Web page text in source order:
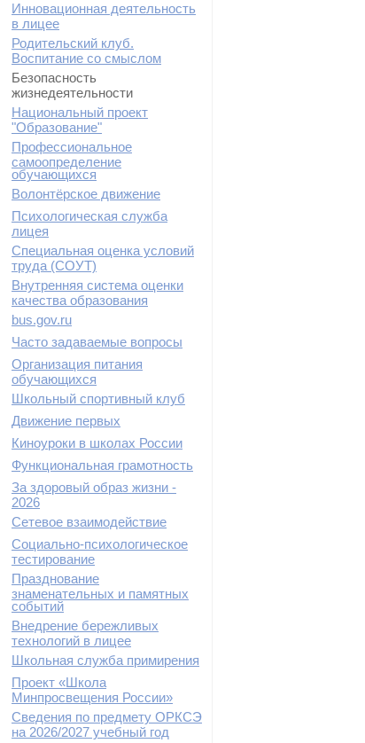
Инновационная деятельность
в лицее
Родительский клуб.
Воспитание со смыслом
Безопасность
жизнедеятельности
Национальный проект
"Образование"
Профессиональное
самоопределение
обучающихся
Волонтёрское движение
Психологическая служба
лицея
Специальная оценка условий
труда (СОУТ)
Внутренняя система оценки
качества образования
bus.gov.ru
Часто задаваемые вопросы
Организация питания
обучающихся
Школьный спортивный клуб
Движение первых
Киноуроки в школах России
Функциональная грамотность
За здоровый образ жизни -
2026
Сетевое взаимодействие
Социально-психологическое
тестирование
Празднование
знаменательных и памятных
событий
Внедрение бережливых
технологий в лицее
Школьная служба примирения
Проект «Школа
Минпросвещения России»
Сведения по предмету ОРКСЭ
на 2026/2027 учебный год